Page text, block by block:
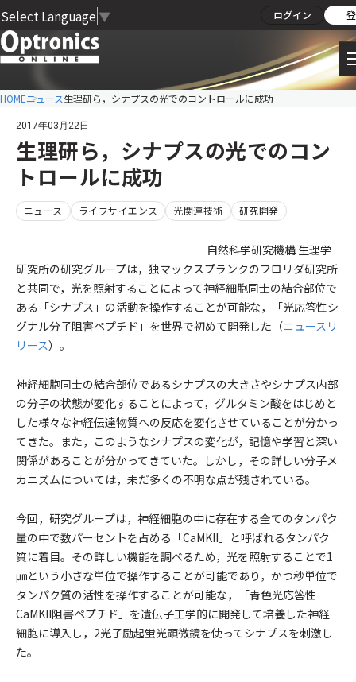
Select Language ▼ ログイン
HOMEニュース生理研ら，シナプスの光でのコントロールに成功
2017年03月22日
生理研ら，シナプスの光でのコン
トロールに成功
ニュース ライフサイエンス 光関連技術 研究開発
自然科学研究機構 生理学
研究所の研究グループは，独マックスプランクのフロリダ研究所
と共同で，光を照射することによって神経細胞同士の結合部位で
ある「シナプス」の活動を操作することが可能な，「光応答性シ
グナル分子阻害ペプチド」を世界で初めて開発した（ニュースリ
リース）。
神経細胞同士の結合部位であるシナプスの大きさやシナプス内部
の分子の状態が変化することによって，グルタミン酸をはじめと
した様々な神経伝達物質への反応を変化させていることが分かっ
てきた。また，このようなシナプスの変化が，記憶や学習と深い
関係があることが分かってきていた。しかし，その詳しい分子メ
カニズムについては，未だ多くの不明な点が残されている。
今回，研究グループは，神経細胞の中に存在する全てのタンパク
量の中で数パーセントを占める「CaMKII」と呼ばれるタンパク
質に着目。その詳しい機能を調べるため，光を照射することで1
㎛という小さな単位で操作することが可能であり，かつ秒単位で
タンパク質の活性を操作することが可能な，「青色光応答性
CaMKII阻害ペプチド」を遺伝子工学的に開発して培養した神経
細胞に導入し，2光子励起蛍光顕微鏡を使ってシナプスを刺激し
た。